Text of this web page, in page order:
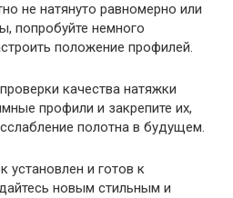
не натянуто равномерно или
попробуйте немного
положение профилей.
качества натяжки
профили и закрепите их,
полотна в будущем.
установлен и готов к
новым стильным и